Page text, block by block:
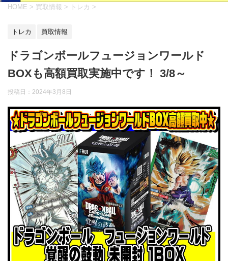
HOME > 買取情報 > トレカ >
トレカ 買取情報
ドラゴンボールフュージョンワールド
BOXも高額買取実施中です！ 3/8～
投稿日： 2024年3月8日